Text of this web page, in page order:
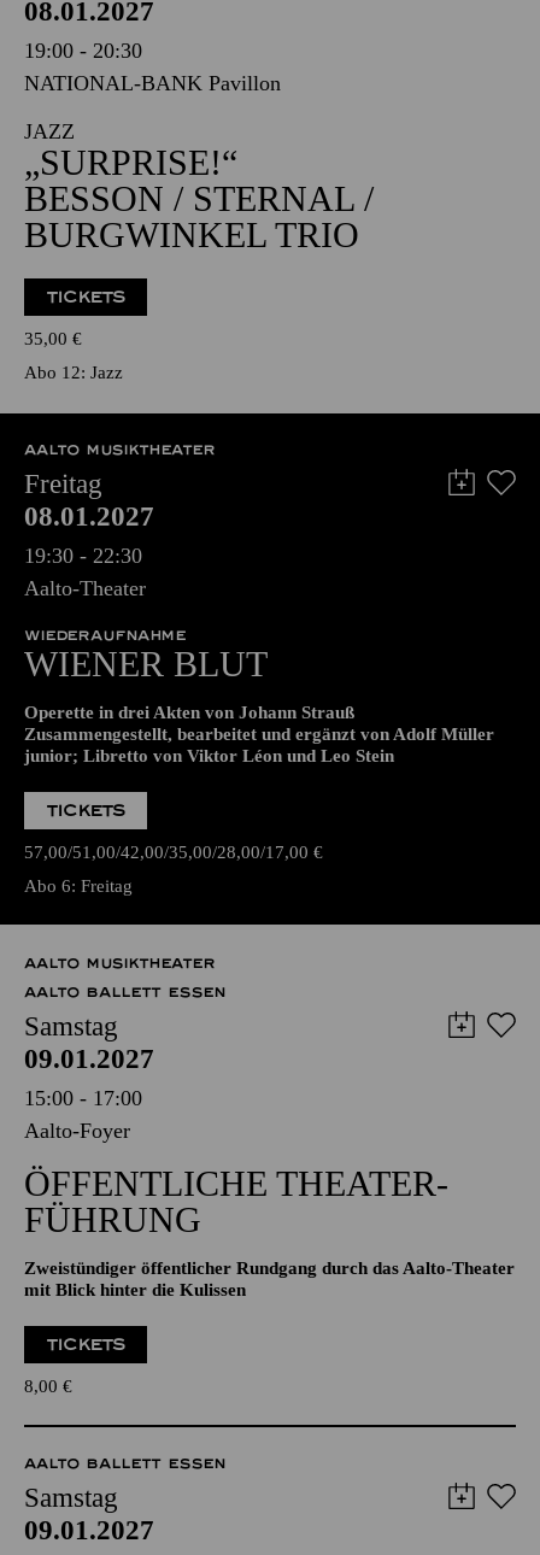
PHILHARMONIE ESSEN
Freitag
08.01.2027
19:00 - 20:30
NATIONAL-BANK Pavillon
JAZZ
„SURPRISE!“
BESSON / STERNAL /
BURGWINKEL TRIO
TICKETS
35,00€
Abo 12: Jazz
AALTO MUSIKTHEATER
Freitag
08.01.2027
19:30 - 22:30
Aalto-Theater
WIEDERAUFNAHME
WIENER BLUT
Zusammengestellt, bearbeitet und ergänzt von Adolf Müller
junior; Libretto von Viktor Léon und Leo Stein
TICKETS
57,00 51,00 42,00 35,00 28,00 17,00€
Abo 6: Freitag
AALTO MUSIKTHEATER
AALTO BALLETT ESSEN
Samstag
09.01.2027
15:00 - 17:00
Aalto-Foyer
ÖFFENTLICHE THEATER­
FÜHRUNG
Zweistündiger öffentlicher Rundgang durch das Aalto-Theater
mit Blick hinter die Kulissen
8,00 €
AALTO BALLETT ESSEN